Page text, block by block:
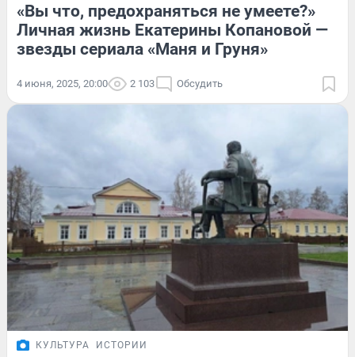
«Вы что, предохраняться не умеете?»
Личная жизнь Екатерины Копановой —
звезды сериала «Маня и Груня»
4 июня, 2025, 20:00 2 103 Обсудить
КУЛЬТУРА ИСТОРИИ